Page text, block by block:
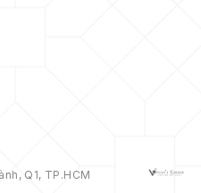
Q1, TP.HCM